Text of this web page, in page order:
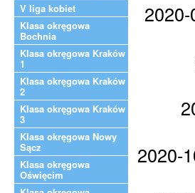
V liga kobiet
Klasa okręgowa
Bochnia
Klasa okręgowa Kraków
1
Klasa okręgowa Kraków
2
Klasa okręgowa Kraków
3
Klasa okręgowa Nowy
Sącz
Klasa okręgowa
Oświęcim
2020-